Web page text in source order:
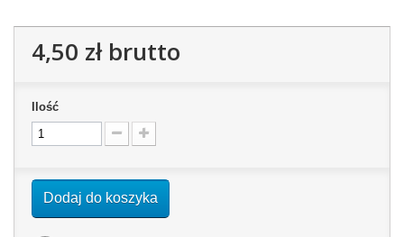
4,50 złbrutto
Ilość
Dodaj do koszyka